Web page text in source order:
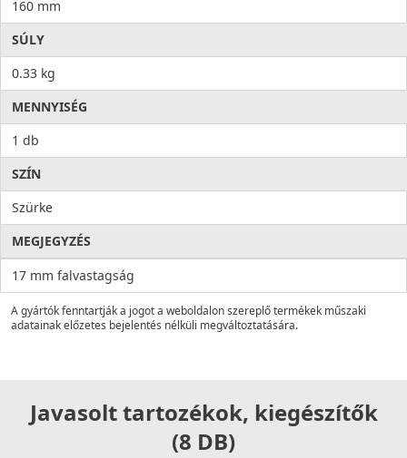
160 mm
SÚLY
0.33 kg
MENNYISÉG
1 db
SZÍN
Szürke
MEGJEGYZÉS
17 mm falvastagság
A gyártók fenntartják a jogot a weboldalon szereplő termékek műszaki
adatainak előzetes bejelentés nélküli megváltoztatására.
Javasolt tartozékok, kiegészítők
(8 DB)